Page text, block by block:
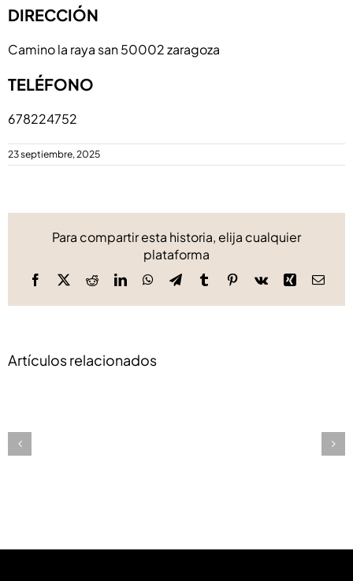
DIRECCIÓN
Camino la raya san 50002 zaragoza
TELÉFONO
678224752
23 septiembre, 2025
Para compartir esta historia, elija cualquier
plataforma
Facebook
X RedditLinkedInWhatsApp
TelegramTumblrPinterest
Vk Xing
Artículos relacionados